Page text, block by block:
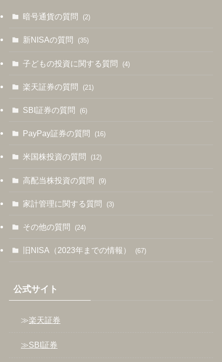
暗号通貨の質問 (2)
新NISAの質問 (35)
子どもの投資に関する質問 (4)
楽天証券の質問 (21)
SBI証券の質問 (6)
PayPay証券の質問 (16)
米国株投資の質問 (12)
高配当株投資の質問 (9)
家計管理に関する質問 (3)
その他の質問 (24)
旧NISA（2023年までの情報） (67)
公式サイト
≫楽天証券
≫SBI証券